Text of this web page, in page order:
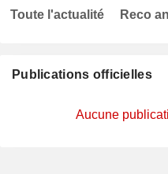
Publications officielles
Aucune
Toute l'actualité Reco